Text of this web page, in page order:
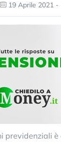
19 Aprile 2021 -
previdenziali